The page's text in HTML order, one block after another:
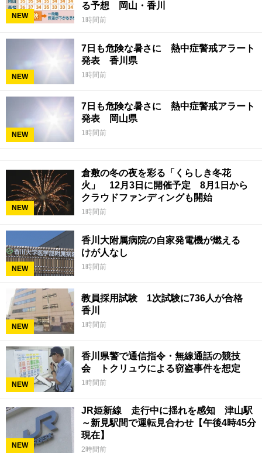
NEW
る予想 岡山・香川
1時間前
NEW
7日も危険な暑さに 熱中症警戒アラート
発表 香川県
1時間前
NEW
7日も危険な暑さに 熱中症警戒アラート
発表 岡山県
1時間前
NEW
倉敷の冬の夜を彩る「くらしき冬花
火」 12月3日に開催予定 8月1日から
クラウドファンディングも開始
1時間前
NEW
香川大附属病院の自家発電機が燃える
けが人なし
1時間前
NEW
教員採用試験 1次試験に736人が合格
香川
1時間前
NEW
香川県警で通信指令・無線通話の競技
会 トクリュウによる窃盗事件を想定
1時間前
NEW
JR姫新線 走行中に揺れを感知 津山駅
～新見駅間で運転見合わせ【午後4時45分
現在】
2時間前